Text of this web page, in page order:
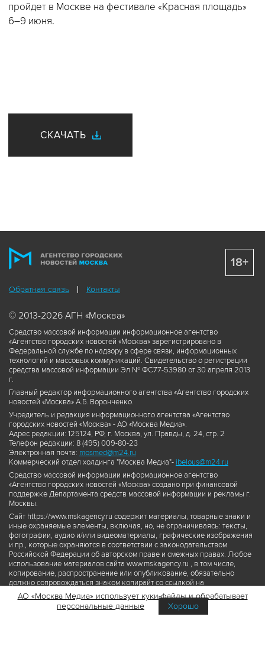
пройдет в Москве на фестивале «Красная площадь»
6–9 июня.
СКАЧАТЬ
Обратная связь Контакты
© 2013-2026 АГН «Москва»
Средство массовой информации информационное агентство
«Агентство городских новостей «Москва» зарегистрировано в
Федеральной службе по надзору в сфере связи, информационных
технологий и массовых коммуникаций. Свидетельство о регистрации
средства массовой информации Эл № ФС77-53980 от 30 апреля 2013
г.
Главный редактор информационного агентства «Агентство городских
новостей «Москва» А.Б. Воронченко.
Учредитель и редакция информационного агентства «Агентство
городских новостей «Москва» - АО «Москва Медиа».
Адрес редакции: 125124, РФ, г. Москва, ул. Правды, д. 24, стр. 2
Телефон редакции: 8 (495) 009-80-23
Электронная почта: mosmed@m24.ru
Коммерческий отдел холдинга "Москва Медиа"- ibelous@m24.ru
Средство массовой информации информационное агентство
«Агентство городских новостей «Москва» создано при финансовой
поддержке Департамента средств массовой информации и рекламы г.
Москвы.
Сайт https://www.mskagency.ru содержит материалы, товарные знаки и
иные охраняемые элементы, включая, но, не ограничиваясь: тексты,
фотографии, аудио и/или видеоматериалы, графические изображения
и пр., которые охраняются в соответствии с законодательством
Российской Федерации об авторском праве и смежных правах. Любое
использование материалов сайта www.mskagency.ru , в том числе,
копирование, распространение или опубликование, обязательно
должно сопровождаться знаком копирайт со ссылкой на
правообладателя © АО «Москва Медиа», а также гиперссылкой на сайт
www.mskagency.ru как на первоисточник информации. Переработка
материалов сайта www.mskagency.ru не допускается.
18+
АО «Москва Медиа» использует куки-файлы и обрабатывает
персональные данные
Хорошо